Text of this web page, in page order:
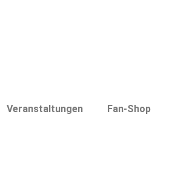
Veranstaltungen Fan-Shop